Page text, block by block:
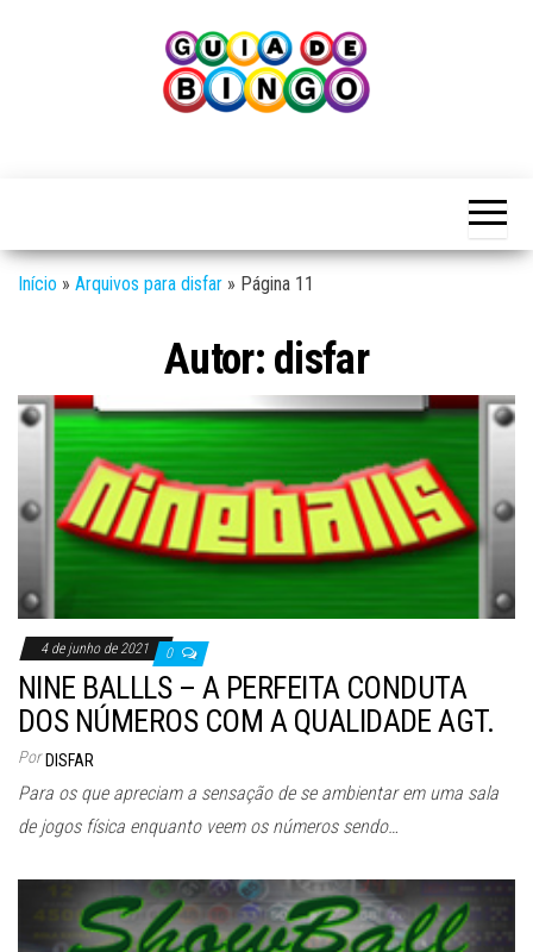
Início » Arquivos para disfar » Página 11
Autor: disfar
4 de junho de 2021 0
NINE BALLLS – A PERFEITA CONDUTA
DOS NÚMEROS COM A QUALIDADE AGT.
Por DISFAR
Para os que apreciam a sensação de se ambientar em uma sala
de jogos física enquanto veem os números sendo…